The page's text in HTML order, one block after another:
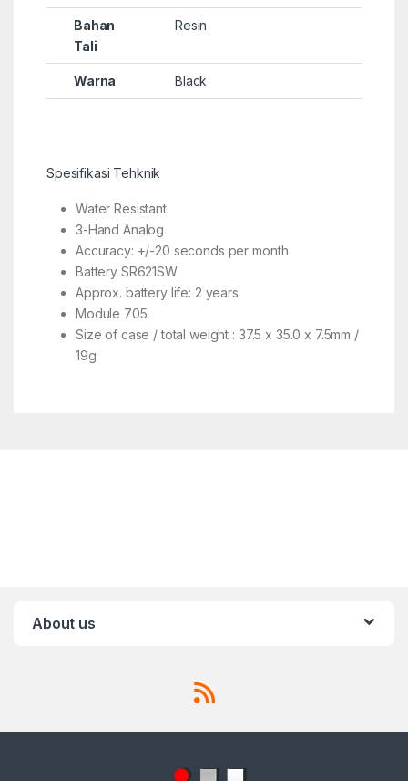
Bahan
Tali
Resin
Warna Black
Spesifikasi Tehknik
Water Resistant
3-Hand Analog
Accuracy: +/-20 seconds per month
Battery SR621SW
Approx. battery life: 2 years
Module 705
Size of case / total weight : 37.5 x 35.0 x 7.5mm /
19g
About us